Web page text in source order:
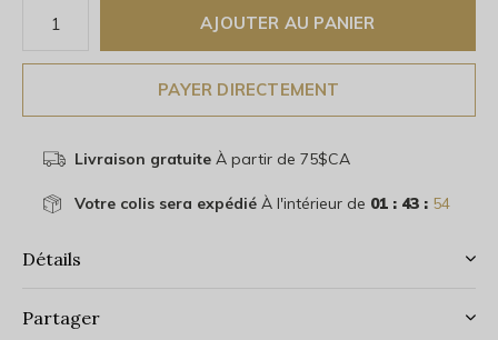
AJOUTER AU PANIER
PAYER DIRECTEMENT
Livraison gratuiteÀ partir de 75$CA
Votre colis sera expédiéÀ l'intérieur de 01 : 43 : 54
Détails
Partager